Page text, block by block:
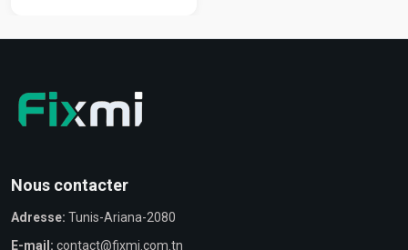
Nous contacter
Adresse: Tunis-Ariana-2080
E-mail: contact@fixmi.com.tn